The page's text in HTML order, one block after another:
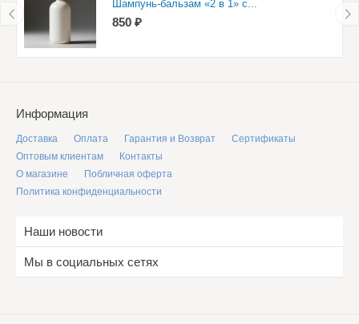
Шампунь-бальзам «2 в 1» с...
850 ₽
Информация
Доставка Оплата Гарантия и Возврат
Сертификаты
Оптовым клиентам
Контакты
О магазине
Побличная оферта
Политика конфиденциальности
Наши новости
Мы в социальных сетях